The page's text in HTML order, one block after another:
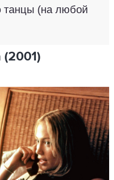
танцы (на любой
(2001)